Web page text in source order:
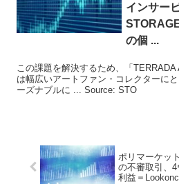
インサー
の個 ...
この課題を解決するため、「TERRADA
は幅広いアートファン・コレクターに
ーズナブルに ... Source: STO
ポリマーケッ
の不審取引、
利益＝